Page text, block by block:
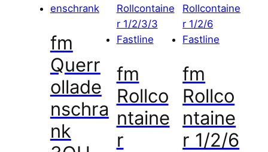
l
c
h
e
r
P
r
e
r
i
s
i
s
fm
Querr
ollade
nschra
nk
fm
Rollco
ntaine
r
fm
Rollco
ntaine
r 1/2/6